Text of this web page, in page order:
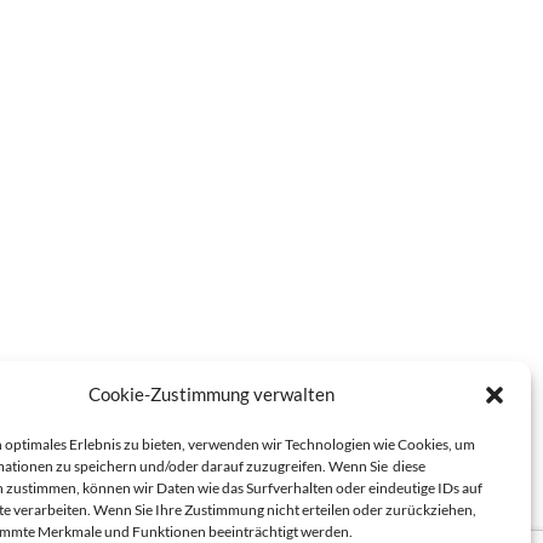
Cookie-Zustimmung verwalten
optimales Erlebnis zu bieten, verwenden wir Technologien wie Cookies, um
zu speichern und/oder darauf zuzugreifen. Wenn Sie diese
zustimmen, können wir Daten wie das Surfverhalten oder eindeutige IDs auf
verarbeiten. Wenn Sie Ihre Zustimmung nicht erteilen oder zurückziehen,
Merkmale und Funktionen beeinträchtigt werden.